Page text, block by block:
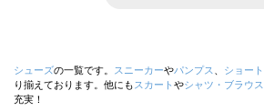
シューズの一覧です。 スニーカーやパンプス ショー
り揃えております。他にも スカート やシャツ・ブラウス
充実！